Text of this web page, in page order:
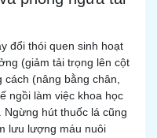
đổi thói quen sinh hoạt
(giảm tải trọng lên cột
(nâng bằng chân,
ngồi làm việc khoa học
hút thuốc lá cũng
lưu lượng máu nuôi